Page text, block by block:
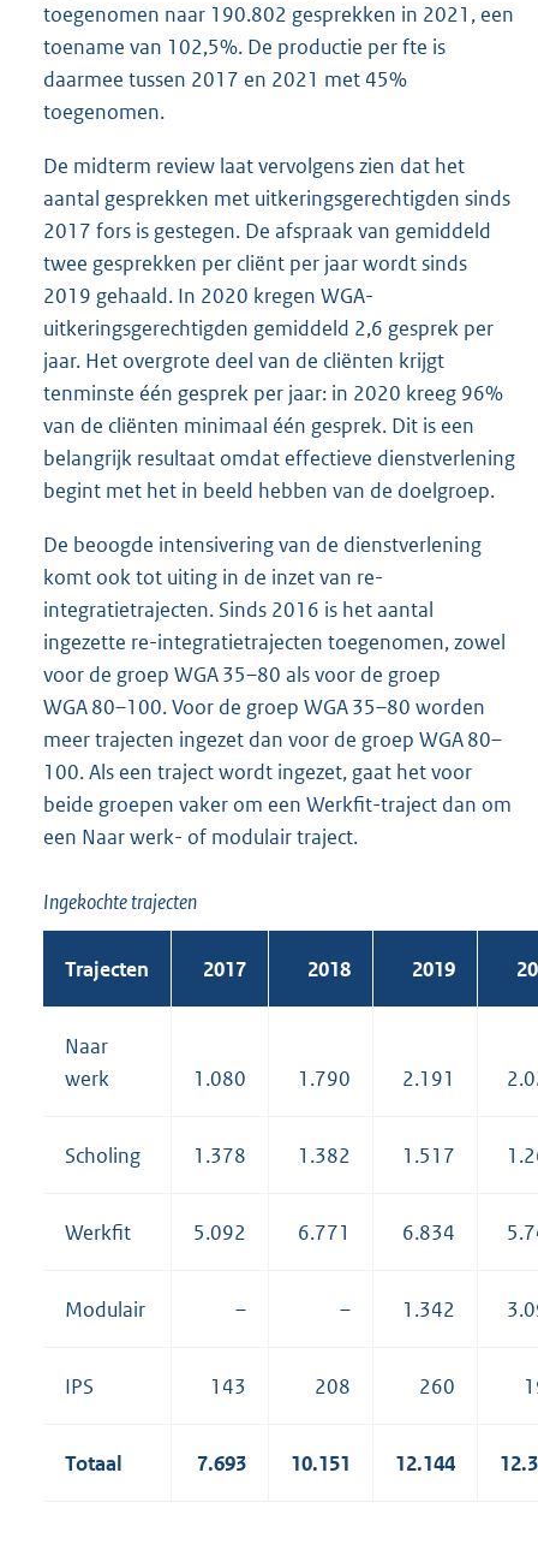
toegenomen naar 190.802 gesprekken in 2021, een
toename van 102,5%. De productie per fte is
daarmee tussen 2017 en 2021 met 45%
toegenomen.
De midterm review laat vervolgens zien dat het
aantal gesprekken met uitkeringsgerechtigden sinds
2017 fors is gestegen. De afspraak van gemiddeld
twee gesprekken per cliënt per jaar wordt sinds
2019 gehaald. In 2020 kregen WGA-
uitkeringsgerechtigden gemiddeld 2,6 gesprek per
jaar. Het overgrote deel van de cliënten krijgt
tenminste één gesprek per jaar: in 2020 kreeg 96%
van de cliënten minimaal één gesprek. Dit is een
belangrijk resultaat omdat effectieve dienstverlening
begint met het in beeld hebben van de doelgroep.
De beoogde intensivering van de dienstverlening
komt ook tot uiting in de inzet van re-
integratietrajecten. Sinds 2016 is het aantal
ingezette re-integratietrajecten toegenomen, zowel
voor de groep WGA 35–80 als voor de groep
WGA 80–100. Voor de groep WGA 35–80 worden
meer trajecten ingezet dan voor de groep WGA 80–
100. Als een traject wordt ingezet, gaat het voor
beide groepen vaker om een Werkfit-traject dan om
een Naar werk- of modulair traject.
Ingekochte trajecten
Trajecten 2017 2018 2019
Naar
werk
1.080 1.790 2.191
Scholing 1.378 1.382 1.517
Werkfit 5.092 6.771 6.834
Modulair – – 1.342
IPS 143 208 260
Totaal 7.693 10.151 12.144